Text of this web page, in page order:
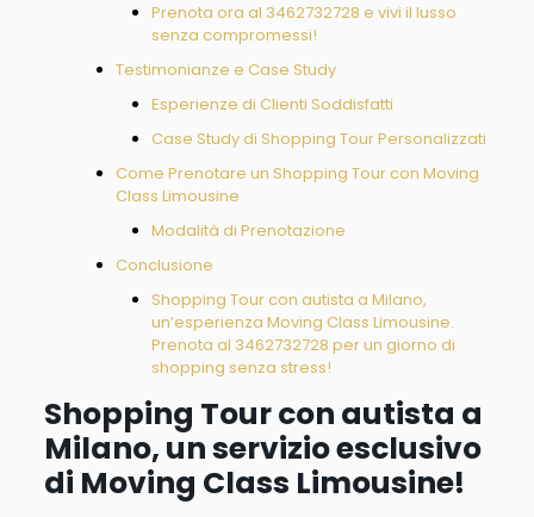
Prenota ora al 3462732728 e vivi il lusso
senza compromessi!
Testimonianze e Case Study
Esperienze di Clienti Soddisfatti
Case Study di Shopping Tour Personalizzati
Come Prenotare un Shopping Tour con Moving
Class Limousine
Modalità di Prenotazione
Conclusione
Shopping Tour con autista a Milano,
un’esperienza Moving Class Limousine.
Prenota al 3462732728 per un giorno di
shopping senza stress!
Shopping Tour con autista a
Milano, un servizio esclusivo
di Moving Class Limousine!